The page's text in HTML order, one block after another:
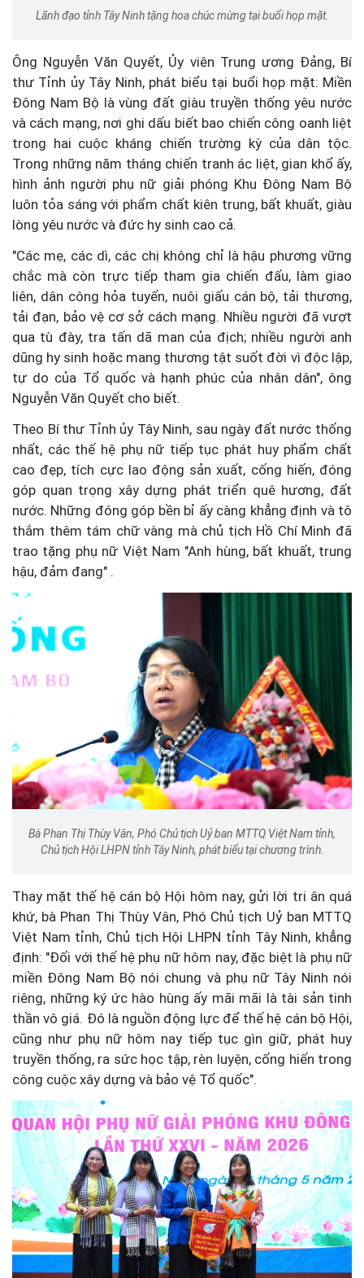
Lãnh đạo tỉnh Tây Ninh tặng hoa chúc mừng tại buổi họp mặt.
Ông Nguyễn Văn Quyết, Ủy viên Trung ương Đảng, Bí
thư Tỉnh ủy Tây Ninh, phát biểu tại buổi họp mặt: Miền
Đông Nam Bộ là vùng đất giàu truyền thống yêu nước
và cách mạng, nơi ghi dấu biết bao chiến công oanh liệt
trong hai cuộc kháng chiến trường kỳ của dân tộc.
Trong những năm tháng chiến tranh ác liệt, gian khổ ấy,
hình ảnh người phụ nữ giải phóng Khu Đông Nam Bộ
luôn tỏa sáng với phẩm chất kiên trung, bất khuất, giàu
lòng yêu nước và đức hy sinh cao cả.
"Các mẹ, các dì, các chị không chỉ là hậu phương vững
chắc mà còn trực tiếp tham gia chiến đấu, làm giao
liên, dân công hỏa tuyến, nuôi giấu cán bộ, tải thương,
tải đạn, bảo vệ cơ sở cách mạng. Nhiều người đã vượt
qua tù đày, tra tấn dã man của địch; nhiều người anh
dũng hy sinh hoặc mang thương tật suốt đời vì độc lập,
tự do của Tổ quốc và hạnh phúc của nhân dân", ông
Nguyễn Văn Quyết cho biết.
Theo Bí thư Tỉnh ủy Tây Ninh, sau ngày đất nước thống
nhất, các thế hệ phụ nữ tiếp tục phát huy phẩm chất
cao đẹp, tích cực lao động sản xuất, cống hiến, đóng
góp quan trọng xây dựng phát triển quê hương, đất
nước. Những đóng góp bền bỉ ấy càng khẳng định và tô
thắm thêm tám chữ vàng mà chủ tịch Hồ Chí Minh đã
trao tặng phụ nữ Việt Nam "Anh hùng, bất khuất, trung
hậu, đảm đang" .
Bà Phan Thị Thùy Vân, Phó Chủ tịch Uỷ ban MTTQ Việt Nam tỉnh,
Chủ tịch Hội LHPN tỉnh Tây Ninh, phát biểu tại chương trình.
Thay mặt thế hệ cán bộ Hội hôm nay, gửi lời tri ân quá
khứ, bà Phan Thị Thùy Vân, Phó Chủ tịch Uỷ ban MTTQ
Việt Nam tỉnh, Chủ tịch Hội LHPN tỉnh Tây Ninh, khẳng
định: "Đối với thế hệ phụ nữ hôm nay, đặc biệt là phụ nữ
miền Đông Nam Bộ nói chung và phụ nữ Tây Ninh nói
riêng, những ký ức hào hùng ấy mãi mãi là tài sản tinh
thần vô giá. Đó là nguồn động lực để thế hệ cán bộ Hội,
cũng như phụ nữ hôm nay tiếp tục gìn giữ, phát huy
truyền thống, ra sức học tập, rèn luyện, cống hiến trong
công cuộc xây dựng và bảo vệ Tổ quốc".